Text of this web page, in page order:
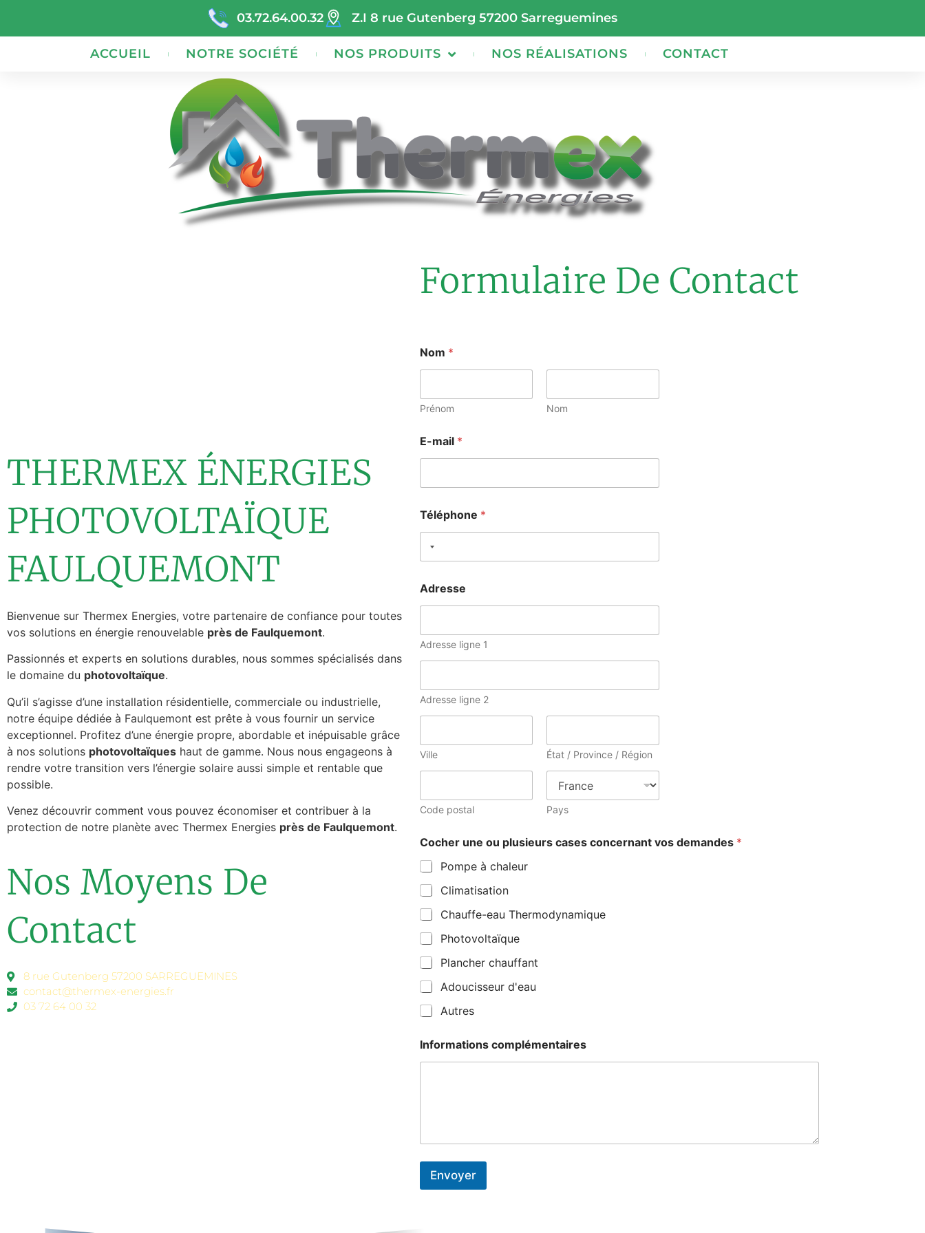
03.72.64.00.32 Z.I 8 rue Gutenberg 57200 Sarreguemines
ACCUEIL NOTRE SOCIÉTÉ NOS PRODUITS NOS RÉALISATIONS CONTACT
THERMEX ÉNERGIES
PHOTOVOLTAÏQUE
FAULQUEMONT
Bienvenue sur Thermex Energies, votre partenaire de confiance pour toutes
vos solutions en énergie renouvelable près de Faulquemont.
Passionnés et experts en solutions durables, nous sommes spécialisés dans
le domaine du photovoltaïque.
Qu’il s’agisse d’une installation résidentielle, commerciale ou industrielle,
notre équipe dédiée à Faulquemont est prête à vous fournir un service
exceptionnel. Profitez d’une énergie propre, abordable et inépuisable grâce
à nos solutions photovoltaïques haut de gamme. Nous nous engageons à
rendre votre transition vers l’énergie solaire aussi simple et rentable que
possible.
Venez découvrir comment vous pouvez économiser et contribuer à la
protection de notre planète avec Thermex Energies près de Faulquemont.
Nos Moyens De
Contact
8 rue Gutenberg 57200 SARREGUEMINES
contact@thermex-energies.fr
03 72 64 00 32
Formulaire De Contact
Nom *
Prénom Nom
E-mail *
Téléphone *
Adresse
Adresse ligne 1
Adresse ligne 2
Ville État / Province / Région
Code postal Pays
Cocher une ou plusieurs cases concernant vos demandes *
Pompe à chaleur
Climatisation
Chauffe-eau Thermodynamique
Photovoltaïque
Plancher chauffant
Adoucisseur d'eau
Autres
Informations complémentaires
Envoyer